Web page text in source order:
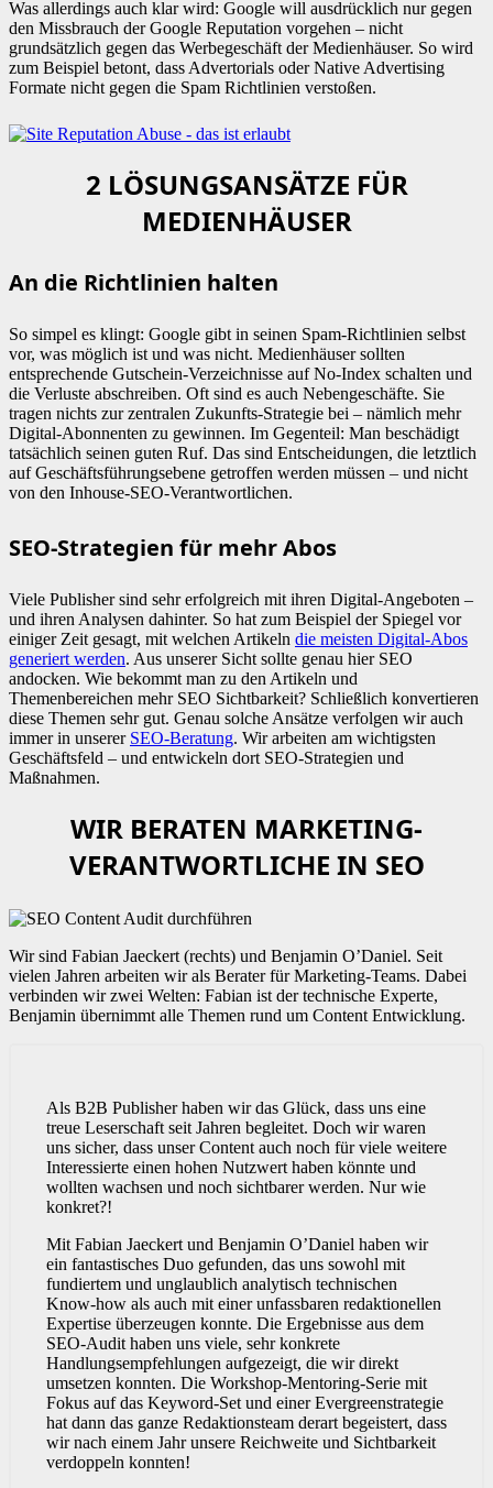
Was allerdings auch klar wird: Google will ausdrücklich nur gegen
den Missbrauch der Google Reputation vorgehen – nicht
grundsätzlich gegen das Werbegeschäft der Medienhäuser. So wird
zum Beispiel betont, dass Advertorials oder Native Advertising
Formate nicht gegen die Spam Richtlinien verstoßen.
2 LÖSUNGSANSÄTZE FÜR
MEDIENHÄUSER
An die Richtlinien halten
So simpel es klingt: Google gibt in seinen Spam-Richtlinien selbst
vor, was möglich ist und was nicht. Medienhäuser sollten
entsprechende Gutschein-Verzeichnisse auf No-Index schalten und
die Verluste abschreiben. Oft sind es auch Nebengeschäfte. Sie
tragen nichts zur zentralen Zukunfts-Strategie bei – nämlich mehr
Digital-Abonnenten zu gewinnen. Im Gegenteil: Man beschädigt
tatsächlich seinen guten Ruf. Das sind Entscheidungen, die letztlich
auf Geschäftsführungsebene getroffen werden müssen – und nicht
von den Inhouse-SEO-Verantwortlichen.
SEO-Strategien für mehr Abos
Viele Publisher sind sehr erfolgreich mit ihren Digital-Angeboten –
und ihren Analysen dahinter. So hat zum Beispiel der Spiegel vor
einiger Zeit gesagt, mit welchen Artikeln die meisten Digital-Abos
generiert werden. Aus unserer Sicht sollte genau hier SEO
andocken. Wie bekommt man zu den Artikeln und
Themenbereichen mehr SEO Sichtbarkeit? Schließlich konvertieren
diese Themen sehr gut. Genau solche Ansätze verfolgen wir auch
immer in unserer SEO-Beratung. Wir arbeiten am wichtigsten
Geschäftsfeld – und entwickeln dort SEO-Strategien und
Maßnahmen.
WIR BERATEN MARKETING-
VERANTWORTLICHE IN SEO
Wir sind Fabian Jaeckert (rechts) und Benjamin O’Daniel. Seit
vielen Jahren arbeiten wir als Berater für Marketing-Teams. Dabei
verbinden wir zwei Welten: Fabian ist der technische Experte,
Benjamin übernimmt alle Themen rund um Content Entwicklung.
Als B2B Publisher haben wir das Glück, dass uns eine
treue Leserschaft seit Jahren begleitet. Doch wir waren
uns sicher, dass unser Content auch noch für viele weitere
Interessierte einen hohen Nutzwert haben könnte und
wollten wachsen und noch sichtbarer werden. Nur wie
konkret?!
Mit Fabian Jaeckert und Benjamin O’Daniel haben wir
ein fantastisches Duo gefunden, das uns sowohl mit
fundiertem und unglaublich analytisch technischen
Know-how als auch mit einer unfassbaren redaktionellen
Expertise überzeugen konnte. Die Ergebnisse aus dem
SEO-Audit haben uns viele, sehr konkrete
Handlungsempfehlungen aufgezeigt, die wir direkt
umsetzen konnten. Die Workshop-Mentoring-Serie mit
Fokus auf das Keyword-Set und einer Evergreenstrategie
hat dann das ganze Redaktionsteam derart begeistert, dass
wir nach einem Jahr unsere Reichweite und Sichtbarkeit
verdoppeln konnten!